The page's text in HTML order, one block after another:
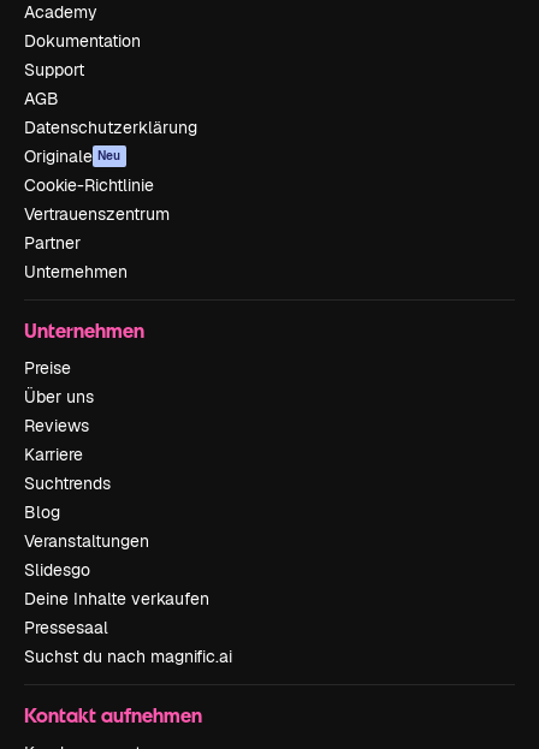
Academy
Dokumentation
Support
AGB
Datenschutzerklärung
Originale Neu
Cookie-Richtlinie
Vertrauenszentrum
Partner
Unternehmen
Unternehmen
Preise
Über uns
Reviews
Karriere
Suchtrends
Blog
Veranstaltungen
Slidesgo
Deine Inhalte verkaufen
Pressesaal
Suchst du nach magnific.ai
Kontakt aufnehmen